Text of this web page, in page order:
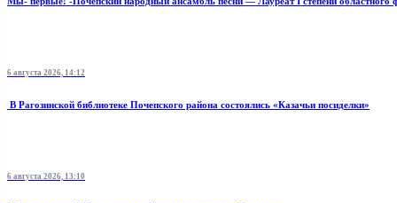
6 августа 2026, 14:12
В Рагозинской библиотеке Почепского района состоялись «Казачьи посиделки»
6 августа 2026, 13:10